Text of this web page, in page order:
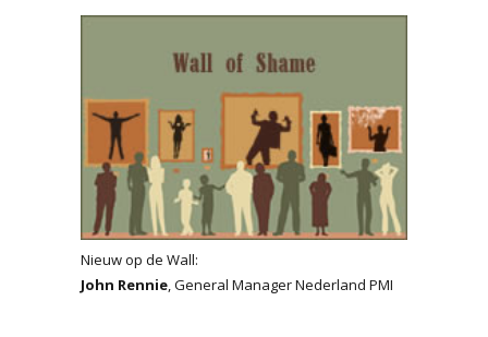
Nieuw op de Wall:
John Rennie, General Manager Nederland PMI